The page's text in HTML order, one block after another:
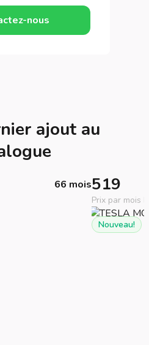
nous
ajout au
66 mois519
Prix par mois
Nouveau!